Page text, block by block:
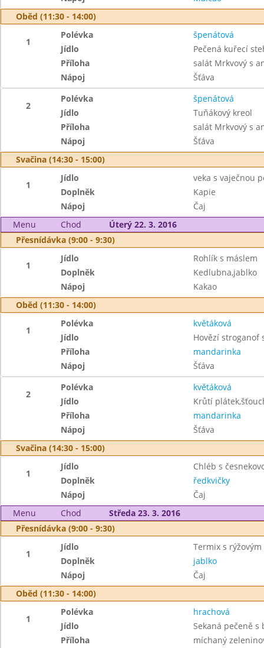
Oběd (11:30 - 14:00)
1
Polévka
špenátová
Jídlo
Pečená kuřecí
Příloha
salát Mrkvový s
Nápoj
Šťáva
2
Polévka
špenátová
Jídlo
Tuňákový kreol
Příloha
salát Mrkvový s
Nápoj
Šťáva
Svačina (14:30 - 15:00)
1
Jídlo
veka s vaječnou
Doplněk
Kapie
Nápoj
Čaj
Menu
Chod
Úterý 22. 3. 2016
Přesnídávka (9:00 - 9:30)
1
Jídlo
Rohlík s máslem
Doplněk
Kedlubna,jablko
Nápoj
Kakao
Oběd (11:30 - 14:00)
1
Polévka
květáková
Jídlo
Hovězí stroganof
Příloha
mandarinka
Nápoj
Šťáva
2
Polévka
květáková
Jídlo
Krůtí
Příloha
mandarinka
Nápoj
Šťáva
Svačina (14:30 - 15:00)
1
Jídlo
Chléb s
Doplněk
ředkvičky
Nápoj
Čaj
Menu
Chod
Středa 23. 3. 2016
Přesnídávka (9:00 - 9:30)
1
Jídlo
Termix s
Doplněk
jablko
Nápoj
Čaj
Oběd (11:30 - 14:00)
1
Polévka
hrachová
Jídlo
Sekaná pečeně
Příloha
míchaný